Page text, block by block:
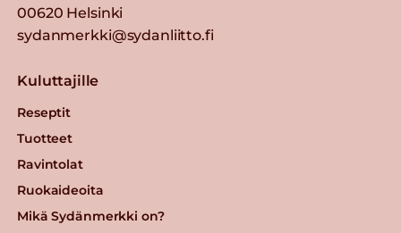
00620 Helsinki
sydanmerkki@sydanliitto.fi
Kuluttajille
Reseptit
Tuotteet
Ravintolat
Ruokaideoita
Mikä Sydänmerkki on?